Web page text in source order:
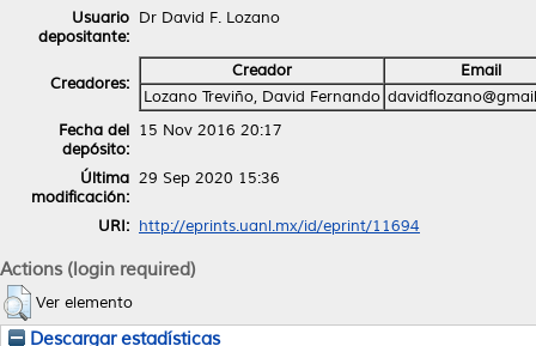
Usuario
depositante:
Dr David F. Lozano
Creadores:
Creador
Email
Lozano Treviño, David Fernando
Fecha del
depósito:
15 Nov 2016 20:17
Última
modificación:
29 Sep 2020 15:36
URI: http://eprints.uanl.mx/id/eprint/11694
Actions (login required)
Ver elemento
Descargar estadísticas